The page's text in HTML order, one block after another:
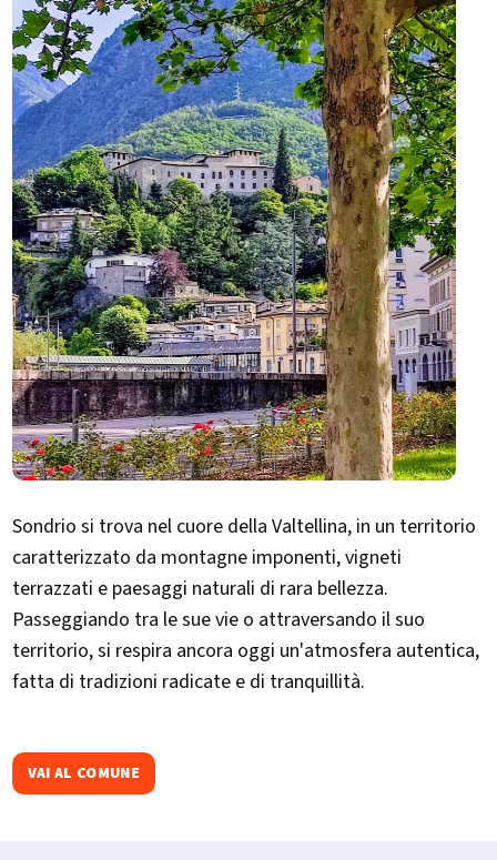
Sondrio si trova nel cuore della Valtellina, in un territorio
caratterizzato da montagne imponenti, vigneti
terrazzati e paesaggi naturali di rara bellezza.
Passeggiando tra le sue vie o attraversando il suo
territorio, si respira ancora oggi un'atmosfera autentica,
fatta di tradizioni radicate e di tranquillità.
VAI AL COMUNE